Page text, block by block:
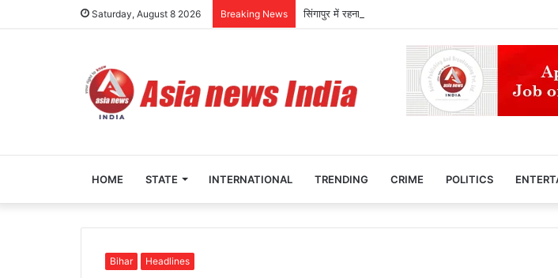
Saturday, August 8 2026 Breaking News सिंगापुर में रहना कितना महंगा? भारतीय क्रिएटर के वायरल वीडियो ने
HOME STATE INTERNATIONAL TRENDING CRIME POLITICS
Bihar Headlines